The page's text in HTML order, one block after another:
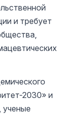
и требует
2030» и
ученые